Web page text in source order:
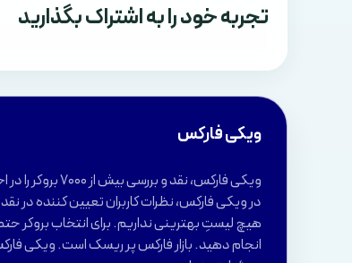
تجربه خود را به اشتراک بگذارید
ویکی فارکس
ویکی فارکس، نقد و
در ویکی فارکس، نظرات کاربران تعیین کننده در
هیچ لیستِ بهترینی نداریم. برای انتخاب بروکر
انجام دهید. بازار فارکس پر ریسک است. ویکی